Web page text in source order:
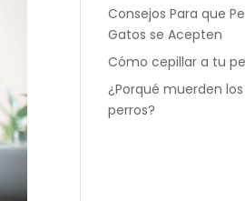
Consejos Para que
Gatos se Acepten
Cómo cepillar a tu
¿Porqué muerden los
perros?